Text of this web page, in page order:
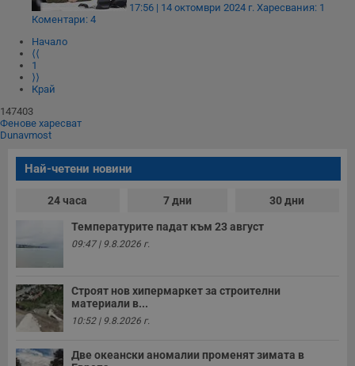
17:56 | 14 октомври 2024 г. Харесвания: 1
Коментари: 4
Начало
⟨⟨
1
⟩⟩
Край
147403
Фенове харесват
Dunavmost
Най-четени новини
24 часа 7 дни 30 дни
Температурите падат към 23 август
09:47 | 9.8.2026 г.
Строят нов хипермаркет за строителни
материали в...
10:52 | 9.8.2026 г.
Две океански аномалии променят зимата в